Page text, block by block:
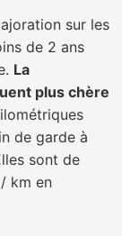
sur les
de 2 ans
La
plus chère
de garde à
sont de
km en